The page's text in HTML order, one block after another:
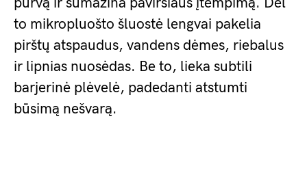
to mikropluošto šluostė lengvai pakelia
pirštų atspaudus, vandens dėmes, riebalus
ir lipnias nuosėdas. Be to, lieka subtili
barjerinė plėvelė, padedanti atstumti
būsimą nešvarą.